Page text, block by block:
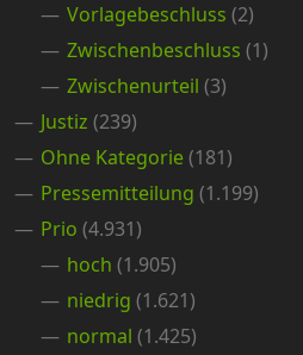
Vorlagebeschluss (2)
Zwischenbeschluss (1)
Zwischenurteil (3)
Justiz (239)
Ohne Kategorie(181)
Pressemitteilung (1.199)
Prio (4.931)
hoch (1.905)
niedrig (1.621)
normal (1.425)